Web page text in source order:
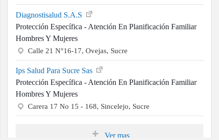
Diagnostisalud S.A.S
Protección Específica - Atención En Planificación Familiar
Hombres Y Mujeres
Calle 21 N°16-17, Ovejas, Sucre
Ips Salud Para Sucre Sas
Protección Específica - Atención En Planificación Familiar
Hombres Y Mujeres
Carera 17 No 15 - 168, Sincelejo, Sucre
Ver mas